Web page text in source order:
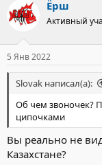
Ёрш
Активный
5 Янв 2022
Slovak написал(а):
Об чем звоночек?
ципочками
Вы реально не
Казахстане?